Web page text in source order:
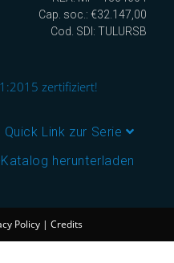
Cap. soc.: €32.147,00
Cod. SDI: TULURSB
zertifiziert!
Quick Link zur Serie
Katalog herunterladen
Policy | Credits